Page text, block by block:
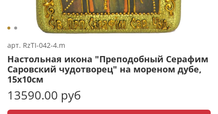
арт. RzTI-042-4.m
Настольная икона "Преподобный Серафим
Саровский чудотворец" на мореном дубе,
15х10см
13590.00 руб